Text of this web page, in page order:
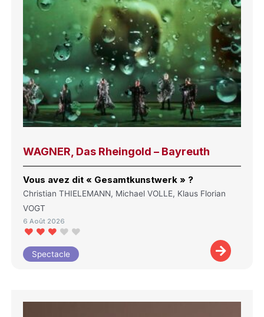
WAGNER, Das Rheingold – Bayreuth
Vous avez dit « Gesamtkunstwerk » ?
Christian THIELEMANN, Michael VOLLE, Klaus Florian
VOGT
6 Août 2026
Spectacle